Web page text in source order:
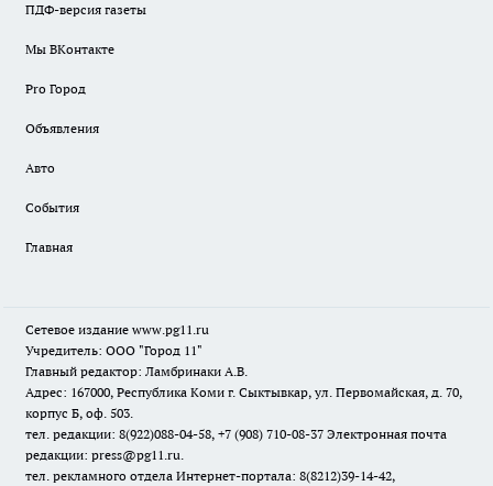
ПДФ-версия газеты
Мы ВКонтакте
Pro Город
Объявления
Авто
События
Главная
Сетевое издание www.pg11.ru
Учредитель: ООО "Город 11"
Главный редактор: Ламбринаки А.В.
Адрес: 167000, Республика Коми г. Сыктывкар, ул. Первомайская, д. 70,
корпус Б, оф. 503.
тел. редакции: 8(922)088-04-58, +7 (908) 710-08-37 Электронная почта
редакции: press@pg11.ru.
тел. рекламного отдела Интернет-портала: 8(8212)39-14-42,